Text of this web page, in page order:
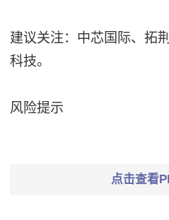
建议关注：中芯国际、拓
科技。
风险提示
点击查看